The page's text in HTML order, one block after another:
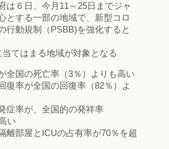
は６日、今月11～25日までジャ
とする一部の地域で、新型コロ
行動規制（PSBB)を強化すると
てはまる地域が対象となる
全国の死亡率（3％）よりも高い
復率が全国の回復率（82％）よ
症率が、全国的の発祥率
い
離部屋とICUの占有率が70％を超